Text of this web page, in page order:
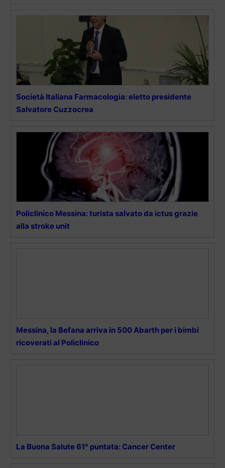
Società Italiana Farmacologia: eletto presidente
Salvatore Cuzzocrea
Policlinico Messina: turista salvato da ictus grazie
alla stroke unit
Messina, la Befana arriva in 500 Abarth per i bimbi
ricoverati al Policlinico
La Buona Salute 61° puntata: Cancer Center